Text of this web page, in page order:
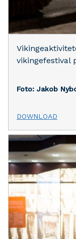
vikingefestival
Foto: Jakob
DOWNLOAD